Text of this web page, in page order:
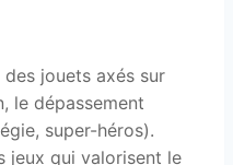
jouets axés sur
le dépassement
super-héros).
jeux qui valorisent le